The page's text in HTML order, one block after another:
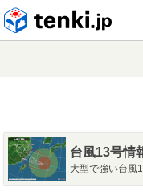
台風13号情
大型で強い台風